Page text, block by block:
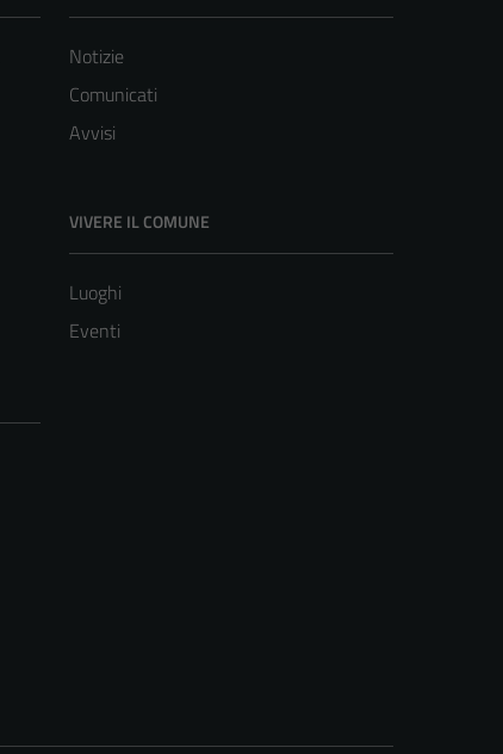
Notizie
Comunicati
Avvisi
VIVERE IL COMUNE
Luoghi
Eventi